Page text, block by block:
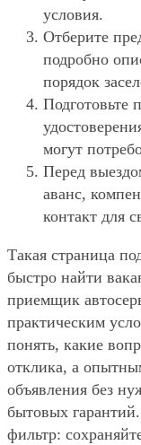
условия.
Отберите
подробно
порядок
Подготовьте
могут
Перед
аванс,
контакт для
Такая страница
быстро найти
приемщик
практическим
понять, какие
отклика, а
объявления без
бытовых
фильтр: